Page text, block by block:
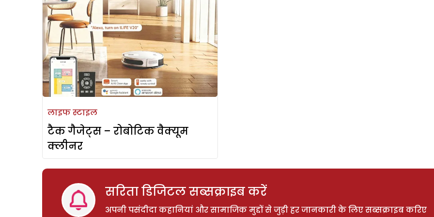
लाइफ स्टाइल
टैक गैजेट्स – रोबोटिक वैक्यूम
क्लीनर
सरिता डिजिटल सब्सक्राइब करें
अपनी पसंदीदा कहानियां और सामाजिक मुद्दों से जुड़ी हर जानकारी के लिए सब्सक्राइब करिए